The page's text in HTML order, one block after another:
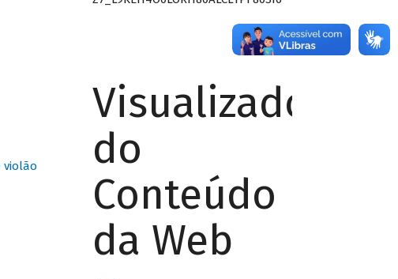
violão
Visualizador
do
Conteúdo
da Web